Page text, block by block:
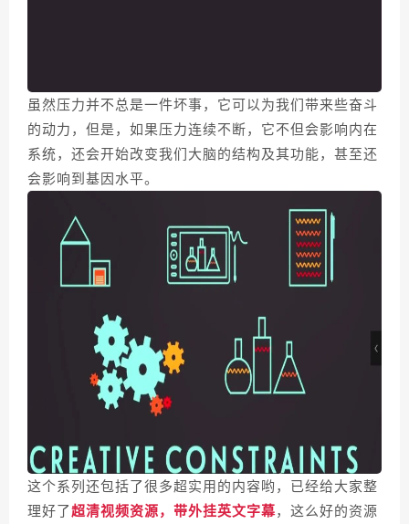
虽然压力并不总是一件坏事，它可以为我们带来些奋斗
的动力，但是，如果压力连续不断，它不但会影响内在
系统，还会开始改变我们大脑的结构及其功能，甚至还
会影响到基因水平。
这个系列还包括了很多超实用的内容哟，已经给大家整
理好了超清视频资源，带外挂英文字幕，这么好的资源